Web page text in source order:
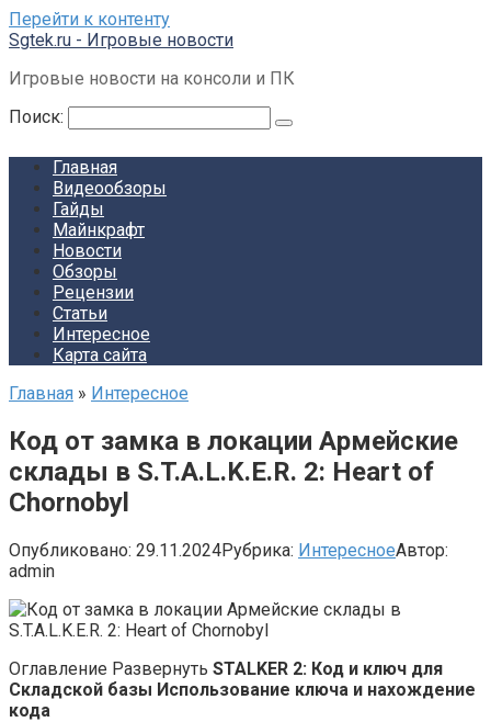
Перейти к контенту
Sgtek.ru - Игровые новости
Игровые новости на консоли и ПК
Поиск:
Главная
Видеообзоры
Гайды
Майнкрафт
Новости
Обзоры
Рецензии
Статьи
Интересное
Карта сайта
Главная » Интересное
Код от замка в локации Армейские
склады в S.T.A.L.K.E.R. 2: Heart of
Chornobyl
Опубликовано: 29.11.2024Рубрика: ИнтересноеАвтор:
admin
Оглавление Развернуть STALKER 2: Код и ключ для
Складской базы Использование ключа и нахождение
кода